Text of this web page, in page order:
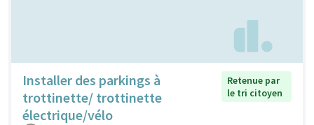
Installer des parkings à
trottinette/ trottinette
électrique/vélo
Retenue par
le tri citoyen